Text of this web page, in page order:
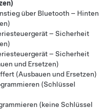
über Bluetooth – Hinten
– Sicherheit
– Sicherheit
und Ersetzen)
(Ausbauen und Ersetzen)
(Schlüssel
(keine Schlüssel